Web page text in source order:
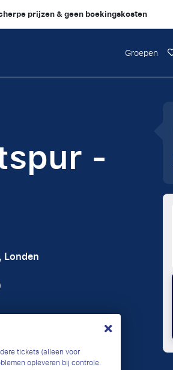
prijzen & geen boekingskosten
Groepen
-
tickets (alleen voor
opleveren bij controle.